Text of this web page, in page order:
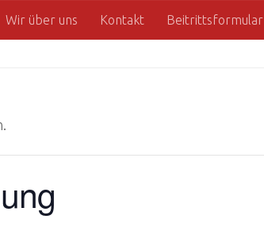
Wir über uns Kontakt Beitrittsformular